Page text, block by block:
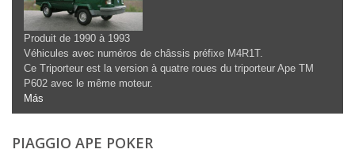
Produit de 1990 à 1993
Véhicules avec numéros de châssis préfixe M4R1T.
Ce Triporteur est la version à quatre roues du triporteur Ape TM
P602 avec le même moteur.
Más
PIAGGIO APE POKER